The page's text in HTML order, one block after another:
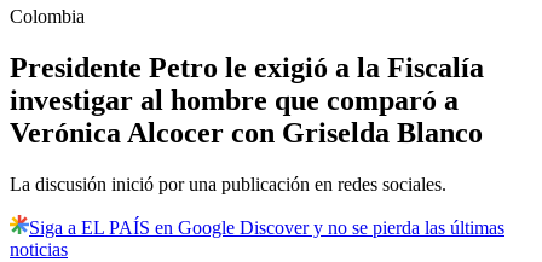
Colombia
Presidente Petro le exigió a la Fiscalía
investigar al hombre que comparó a
Verónica Alcocer con Griselda Blanco
La discusión inició por una publicación en redes sociales.
Siga a EL PAÍS en Google Discover y no se pierda las últimas
noticias